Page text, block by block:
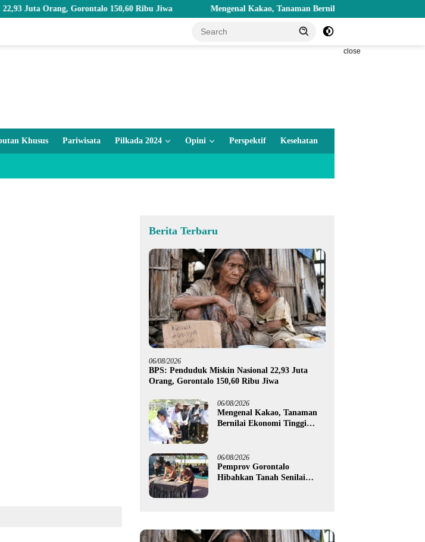
Gorontalo 150,60 Ribu Jiwa Mengenal Kakao, Tanaman Bernilai Ekonomi Tinggi yang Akan
close
Khusus Pariwisata Pilkada 2024 Opini Perspektif Kesehatan
Berita Terbaru
06/08/2026
BPS: Penduduk Miskin Nasional 22,93 Juta
Orang, Gorontalo 150,60 Ribu Jiwa
06/08/2026
Mengenal Kakao, Tanaman
Bernilai Ekonomi Tinggi
Petani Boalemo
06/08/2026
Pemprov Gorontalo
Hibahkan Tanah Senilai